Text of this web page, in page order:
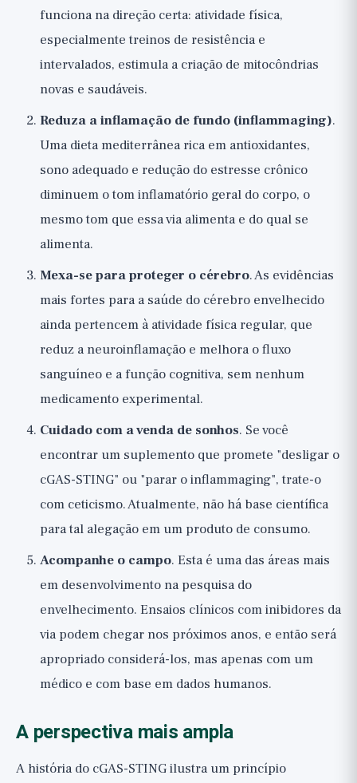
funciona na direção certa: atividade física,
especialmente treinos de resistência e
intervalados, estimula a criação de mitocôndrias
novas e saudáveis.
Reduza a inflamação de fundo (inflammaging).
Uma dieta mediterrânea rica em antioxidantes,
sono adequado e redução do estresse crônico
diminuem o tom inflamatório geral do corpo, o
mesmo tom que essa via alimenta e do qual se
alimenta.
Mexa-se para proteger o cérebro. As evidências
mais fortes para a saúde do cérebro envelhecido
ainda pertencem à atividade física regular, que
reduz a neuroinflamação e melhora o fluxo
sanguíneo e a função cognitiva, sem nenhum
medicamento experimental.
Cuidado com a venda de sonhos. Se você
encontrar um suplemento que promete "desligar o
cGAS-STING" ou "parar o inflammaging", trate-o
com ceticismo. Atualmente, não há base científica
para tal alegação em um produto de consumo.
Acompanhe o campo. Esta é uma das áreas mais
em desenvolvimento na pesquisa do
envelhecimento. Ensaios clínicos com inibidores da
via podem chegar nos próximos anos, e então será
apropriado considerá-los, mas apenas com um
médico e com base em dados humanos.
A perspectiva mais ampla
A história do cGAS-STING ilustra um princípio